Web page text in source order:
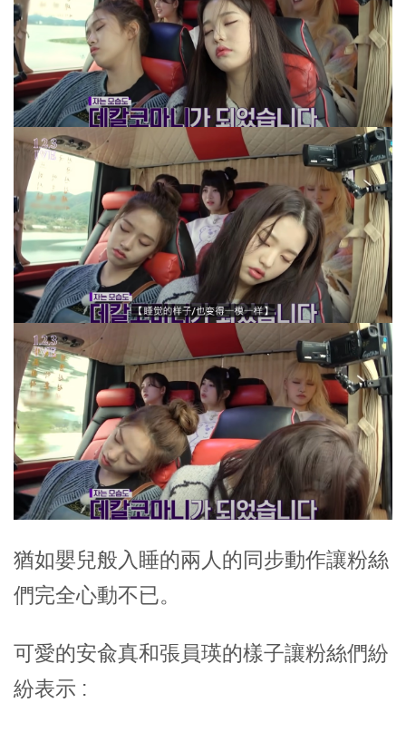
猶如嬰兒般入睡的兩人的同步動作讓粉絲
們完全心動不已。
可愛的安兪真和張員瑛的樣子讓粉絲們紛
紛表示 :